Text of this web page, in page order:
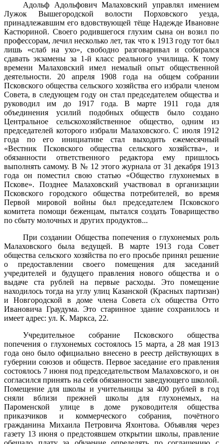
Адольф Адольфович Малаховский управлял имением
Лужок Вышегородской волости Порховского уезда,
принадлежавшим его вдовствующей тёще Надежде Ивановне
Кастюриной. Своего родив­шегося глухим сына он возил по
профессорам, лечил несколько лет, так что к 1913 году тот был
лишь «слаб на ухо», свободно разговари­вал и собирался
сдавать экзамены за 1-й класс реального училища. К тому
времени Малаховский имел немалый опыт общественной
деятельности. 20 апреля 1908 года на общем собрании
Псковского общества сельского хозяйства его избрали членом
Совета, в следую­щем году он стал председателем общества и
руководил им до 1917 года. В марте 1911 года для
объединения усилий подобных обществ было создано
Центральное сельскохозяйственное общество, одним из
председателей которого избрали Малаховского. С июля 1912
года по его инициативе стал выходить ежемесячный
«Вестник Псковского общества сельского хозяйства», и
обязанности ответственного редак­тора ему пришлось
выполнять самому. В № 12 этого журнала от 31 декабря 1913
года он поместил свою статью «Общество глухонемых в
Пскове». Позднее Малаховский участвовал в организации
Псковского городского общества потребителей, во время
Первой мировой войны был председателем Псковского
комитета помощи беженцам, пытался создать Товарищество
по сбыту молочных и других продуктов...
При создании Общества попечения о глухонемых роль
Малахов­ского была ведущей. В марте 1913 года Совет
общества сельского хозяйства по его просьбе принял решение
о предоставлении своего помещения для заседаний
учредителей и будущего правления нового общества и о
выдаче ста рублей на первые расходы. Это помещение
находилось тогда на углу улиц Казанской (Красных партизан)
и Новгородской в доме члена Совета с/х общества Отто
Ивановича Граудума. Это старинное здание сохранилось и
имеет адрес: ул. К. Маркса, 22.
Учредительное собрание Псковского общества
попечения о глухо­немых состоялось 15 марта, а 28 мая 1913
года оно было официально внесено в реестр действующих в
губернии союзов и обществ. Первое заседание его правления
состоялось 7 июня под председательством Малаховского, и он
согласился принять на себя обязанности заведую­щего школой.
Помещение для школы и учительницы за 400 рублей в год
сняли вблизи прежней школы для глухонемых, на
Пароменской улице в доме руководителя общества
приказчиков и коммерческого собрания, почётного
гражданина Михаила Петровича Яхонтова. Объявляя через
газету 13 июня о предстоявшем открытии школы, правление